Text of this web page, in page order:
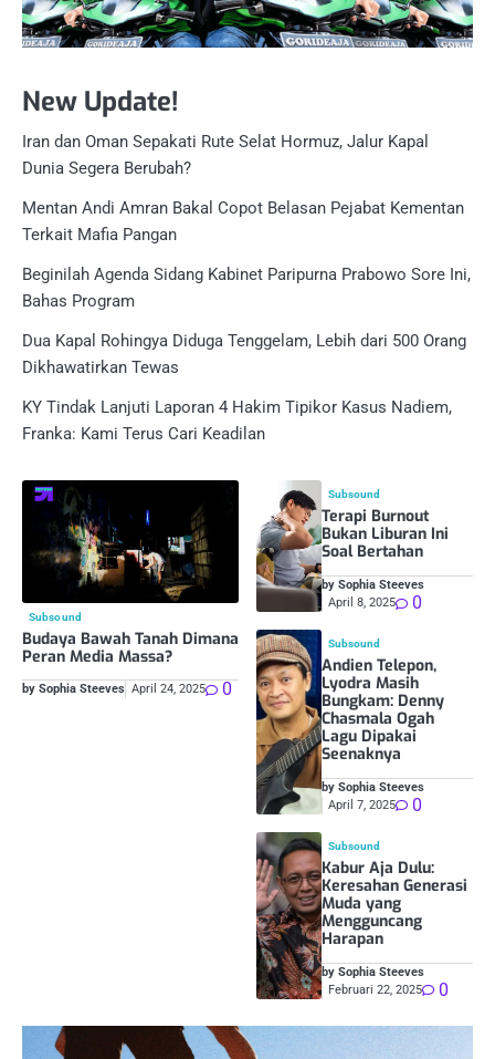
New Update!
Iran dan Oman Sepakati Rute Selat Hormuz, Jalur Kapal
Dunia Segera Berubah?
Mentan Andi Amran Bakal Copot Belasan Pejabat Kementan
Terkait Mafia Pangan
Beginilah Agenda Sidang Kabinet Paripurna Prabowo Sore Ini,
Bahas Program
Dua Kapal Rohingya Diduga Tenggelam, Lebih dari 500 Orang
Dikhawatirkan Tewas
KY Tindak Lanjuti Laporan 4 Hakim Tipikor Kasus Nadiem,
Franka: Kami Terus Cari Keadilan
Subsound
Budaya Bawah Tanah Dimana
Peran Media Massa?
by Sophia Steeves April 24, 2025 0
Subsound
Terapi Burnout
Bukan Liburan Ini
Soal Bertahan
by Sophia Steeves
April 8, 2025
0
Subsound
Andien Telepon,
Lyodra Masih
Bungkam: Denny
Chasmala Ogah
Lagu Dipakai
Seenaknya
by Sophia Steeves
April 7, 2025
0
Subsound
Kabur Aja Dulu:
Keresahan Generasi
Muda yang
Mengguncang
Harapan
by Sophia Steeves
Februari 22, 2025
0